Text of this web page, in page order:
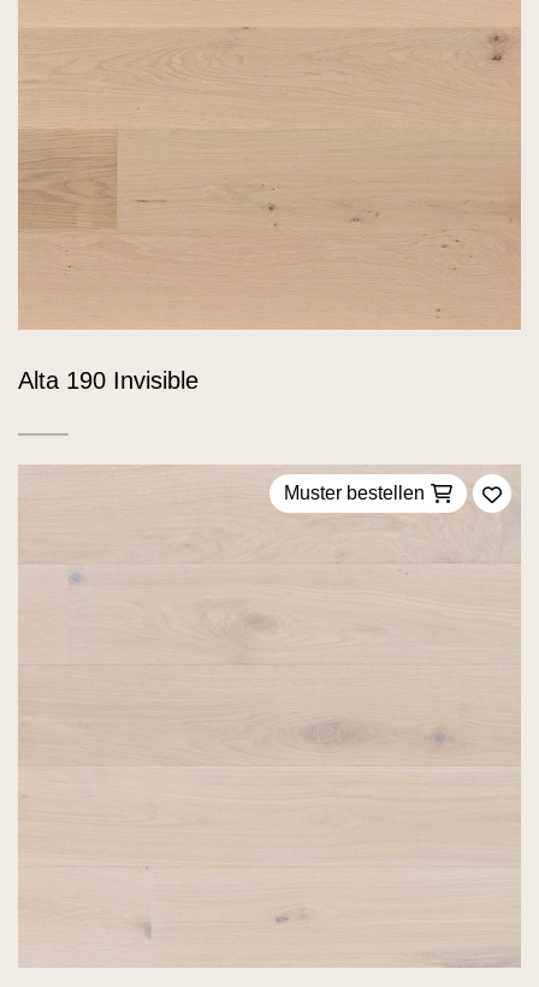
Alta 190 Invisible
Muster bestellen
Zu